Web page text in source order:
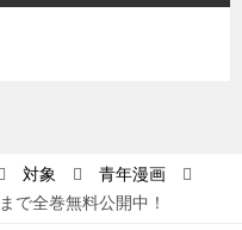
対象
青年漫画
で全巻無料公開中！